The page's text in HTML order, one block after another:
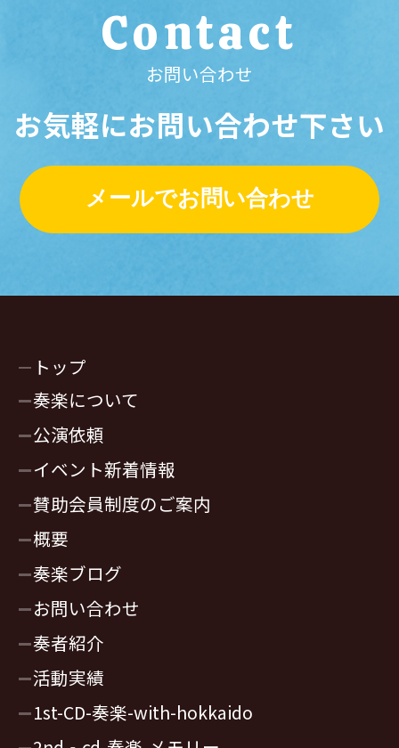
Contact
お問い合わせ
お気軽にお問い合わせ下さい
メールでお問い合わせ
トップ
奏楽について
公演依頼
イベント新着情報
賛助会員制度のご案内
概要
奏楽ブログ
お問い合わせ
奏者紹介
活動実績
1st-CD-奏楽-with-hokkaido